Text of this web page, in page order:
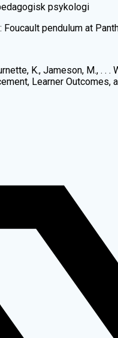
psykologi
pendulum at
K., Jameson, M.,
Learner